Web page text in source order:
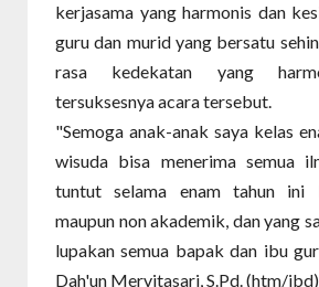
kerjasama yang harmonis dan
guru dan murid yang bersatu
rasa kedekatan yang
tersuksesnya acara tersebut.
"Semoga anak-anak saya kelas
wisuda bisa menerima semua
tuntut selama enam tahun ini
maupun non akademik, dan yang
lupakan semua bapak dan ibu
Dah'un Mervitasari, S.Pd. (htm/ibd)